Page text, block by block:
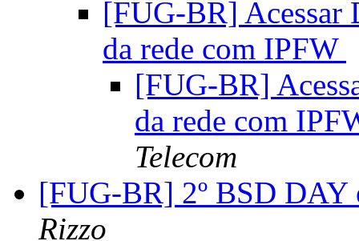
[FUG-BR] Acessar
da rede com IPFW
[FUG-BR]
da rede com
Telecom
[FUG-BR] 2º BSD DAY
Rizzo